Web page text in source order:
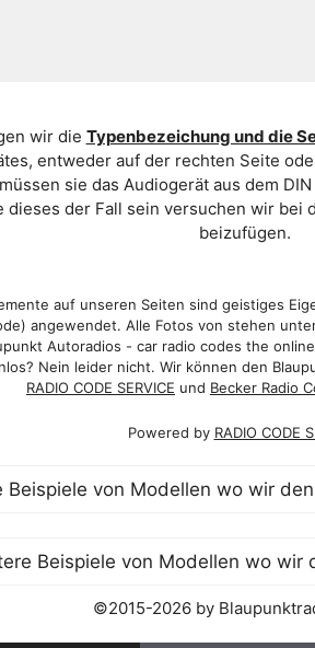
wir die Typenbezeichung und die
entweder auf der rechten Seite
sie das Audiogerät aus dem
der Fall sein versuchen wir
beizufügen.
auf unseren Seiten sind geistiges
angewendet. Alle Fotos von stehen
Autoradios - car radio codes the
Nein leider nicht. Wir können den
RADIO CODE SERVICE und Becker Radio
Powered by RADIO CODE
©2015-2026 by